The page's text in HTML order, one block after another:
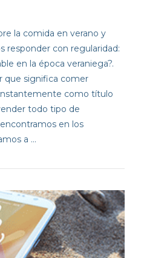
POST
la comida en verano y
responder con regularidad:
en la época veraniega?.
que significa comer
como título
todo tipo de
en los
a …